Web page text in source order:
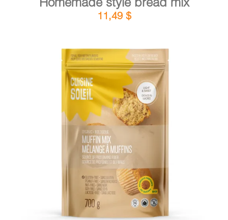
11,49 $
ADD TO CART